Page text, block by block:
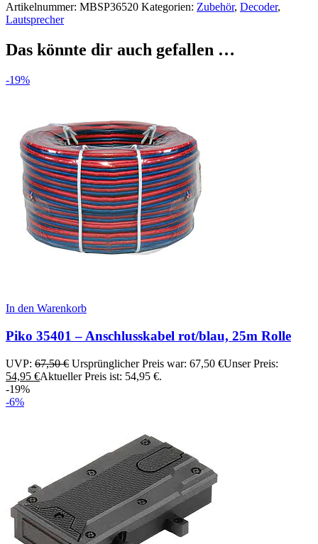
Artikelnummer: MBSP36520 Kategorien: Zubehör, Decoder,
Lautsprecher
Das könnte dir auch gefallen …
-19%
In den Warenkorb
Piko 35401 – Anschlusskabel rot/blau, 25m Rolle
UVP: 67,50€ Ursprünglicher Preis war: 67,50 €Unser Preis:
54,95 €Aktueller Preis ist: 54,95 €.
-19%
-6%